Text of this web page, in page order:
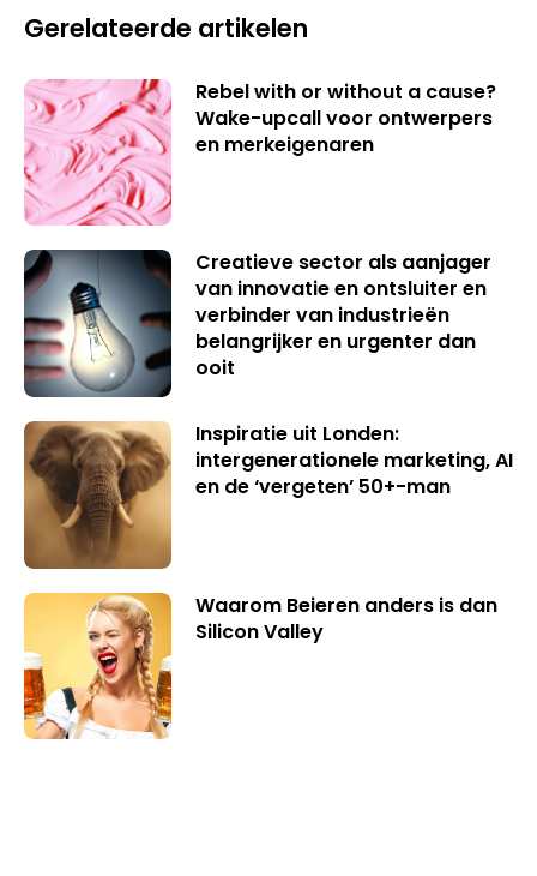
Gerelateerde artikelen
Rebel with or without a cause?
Wake-upcall voor ontwerpers
en merkeigenaren
Creatieve sector als aanjager
van innovatie en ontsluiter en
verbinder van industrieën
belangrijker en urgenter dan
ooit
Inspiratie uit Londen:
intergenerationele marketing, AI
en de ‘vergeten’ 50+-man
Waarom Beieren anders is dan
Silicon Valley